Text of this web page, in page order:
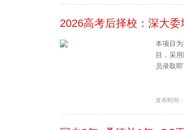
2026高考后择校：深大
本项目
目，采
员录取
发布时间